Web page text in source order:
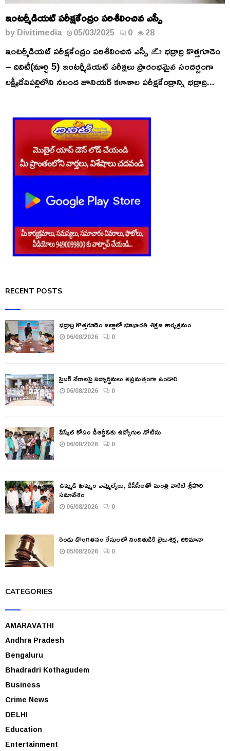
ఇంటర్మీడియట్ పరీక్షకేంద్రం పరిశీలించిన ఎస్పీ
byDivitimedia 05/03/2025 0 28
ఇంటర్మీడియట్ పరీక్షకేంద్రం పరిశీలించిన ఎస్పీ ✍️ భద్రాద్రి కొత్తగూడెం
– దివిటీ(మార్చి 5) ఇంటర్మీడియట్ పరీక్షలు ప్రారంభమైన సందర్బంగా
లక్ష్మీదేవిపల్లిలోని నలంద జూనియర్ కళాశాల పరీక్షకేంద్రాన్ని భద్రాద్రి...
RECENT POSTS
భద్రాద్రి కొత్తగూడెం జిల్లాలో భూభారతి శిక్షణ కార్యక్రమం
06/08/2026 0
సైబర్ నేరాలపై విద్యార్థినులు అప్రమత్తంగా ఉండాలి
06/08/2026 0
పేస్కేల్ కోసం డీఆర్డీఓకు ఉద్యోగుల నోటీసు
06/08/2026 0
ఉమ్మడి ఖమ్మం ఎమ్మెల్యేలు, డీసీసీలతో మంత్రి వాకిటి శ్రీహరి
సమావేశం
06/08/2026 0
రెండు దొంగతనం కేసులలో నిందితుడికి జైలుశిక్ష, జరిమానా
05/08/2026 0
CATEGORIES
AMARAVATHI
Andhra Pradesh
Bengaluru
Bhadradri Kothagudem
Business
Crime News
DELHI
Education
Entertainment